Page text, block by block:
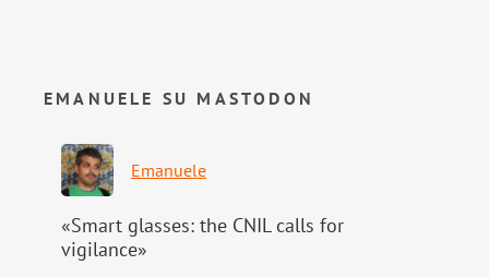
EMANUELE SU MASTODON
Emanuele
«Smart glasses: the CNIL calls for
vigilance»